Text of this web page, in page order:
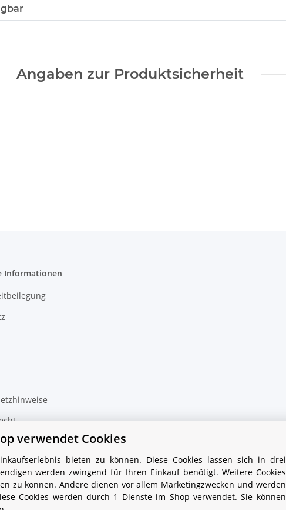
Angaben zur Produktsicherheit
Informationen
Vertrag widerrufen
verwendet Cookies
bieten zu können. Diese Cookies lassen sich in drei
werden zwingend für Ihren Einkauf benötigt. Weitere Cookies
zu können. Andere dienen vor allem Marketingzwecken und werden
Cookies werden durch 1 Dienste im Shop verwendet. Sie können